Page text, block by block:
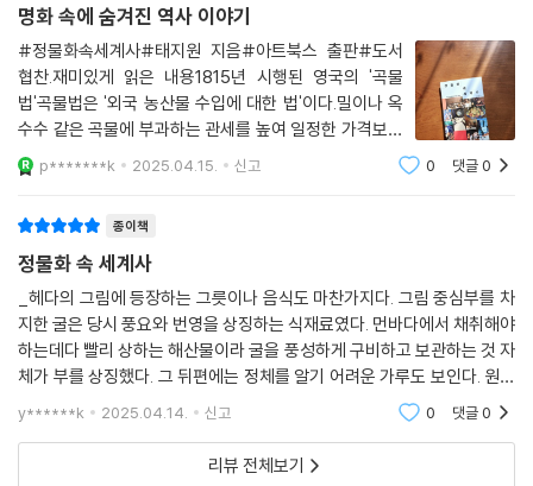
명화 속에 숨겨진 역사 이야기
#정물화속세계사#태지원 지음#아트북스 출판#도서
협찬.재미있게 읽은 내용1815년 시행된 영국의 '곡물
법'곡물법은 '외국 농산물 수입에 대한 법'이다.밀이나 옥
수수 같은 곡물에 부과하는 관세를 높여 일정한 가격보다
높은 값에 거래하도록 강제하는 내용의 법안이다.자국의
곡물 가격을 유지하고 농업을 보호하는 전형적인 보호무
p*******k 2025.04.15. 신고 0 댓글0
종이책
정물화 속 세계사
_헤다의 그림에 등장하는 그릇이나 음식도 마찬가지다. 그림 중심부를 차
지한 굴은 당시 풍요와 번영을 상징하는 식재료였다. 먼바다에서 채취해야
하는데다 빨리 상하는 해산물이라 굴을 풍성하게 구비하고 보관하는 것 자
체가 부를 상징했다. 그 뒤편에는 정체를 알기 어려운 가루도 보인다. 원통
형 그릇에 놓인 하얀 가루는 소금이다. 소금 역시 당시에는 사치품에 속했
다._p51 _튤립
y******k 2025.04.14. 신고 0 댓글0
리뷰 전체보기